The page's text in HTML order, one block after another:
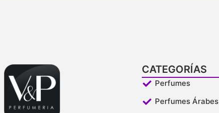
CATEGORÍAS
Perfumes
Perfumes Árabes